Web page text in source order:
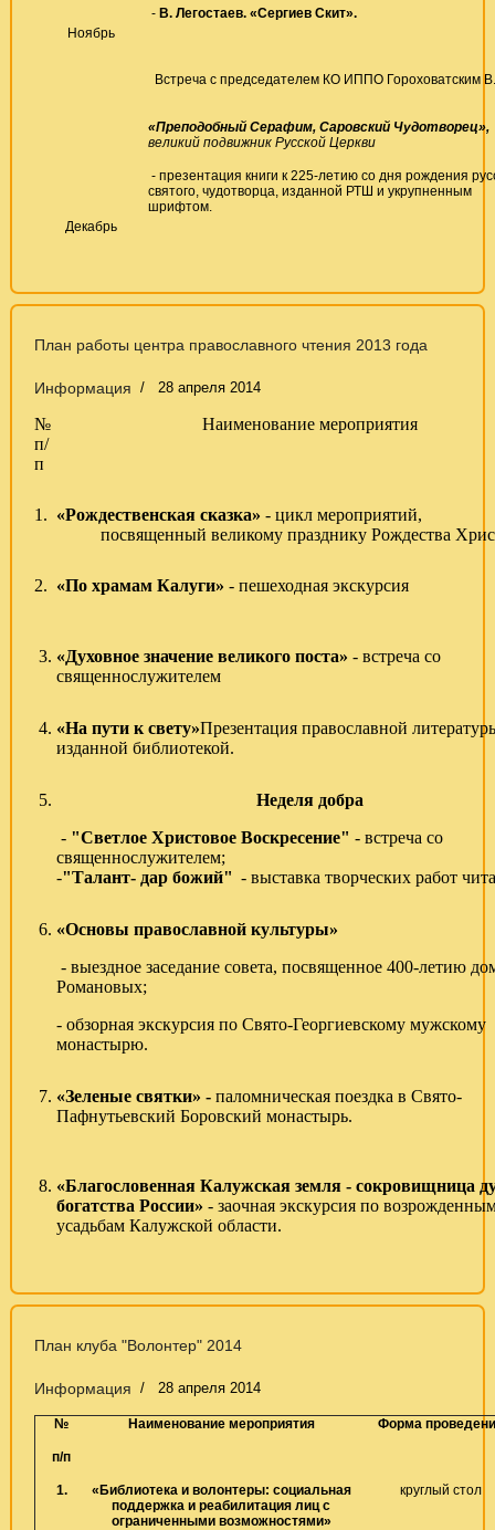
Ноябрь
- В. Легостаев. «Сергиев Скит».
Встреча с председателем КО ИППО Гороховатским
Декабрь
«Преподобный Серафим, Саровский Чудотворец»,
великий подвижник Русской Церкви
- презентация книги к 225-летию со дня рождения
святого, чудотворца, изданной РТШ и укрупненным
шрифтом.
План работы центра православного чтения 2013 года
Информация 28 апреля 2014
№
п/
п
Наименование мероприятия
1. «Рождественская сказка» - цикл
посвященный великому празднику Рождества
2. «По храмам Калуги» - пешеходная экскурсия
3. «Духовное значение великого поста» - встреча со
cвященнослужителем
4. «На пути к свету»Презентация православной
изданной библиотекой.
5.
Неделя добра
- "Светлое Христовое Воскресение" - встреча со
-"Талант- дар божий" - выставка творческих работ
6. «Основы православной культуры»
- выездное заседание совета, посвященное 400-летию
Романовых;
- обзорная экскурсия по Свято-Георгиевскому мужскому
монастырю.
7. «Зеленые святки» - паломническая поездка в Свято-
Пафнутьевский Боровский монастырь.
8. «Благословенная Калужская земля - сокровищница
богатства России» - заочная экскурсия по
усадьбам Калужской области.
План клуба "Волонтер" 2014
Информация 28 апреля 2014
№
п/п
Наименование мероприятия Форма
1.
«Библиотека и волонтеры: социальная
поддержка и реабилитация лиц с
ограниченными возможностями»
круглый стол